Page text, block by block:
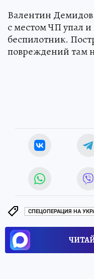
Валентин
с местом ЧП упал
беспилотник.
повреждений там
СПЕЦОПЕРАЦИЯ НА